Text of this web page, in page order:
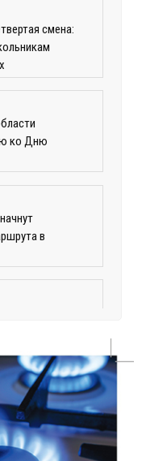
смена:
ко Дню
в
лучше:
Александра